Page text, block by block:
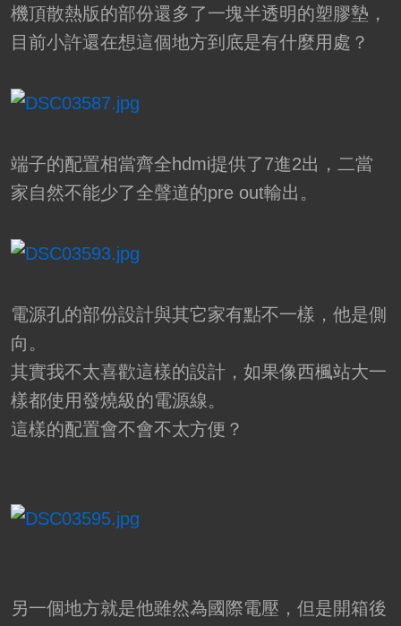
機頂散熱版的部份還多了一塊半透明的塑膠墊，
目前小許還在想這個地方到底是有什麼用處？
端子的配置相當齊全hdmi提供了7進2出，二當
家自然不能少了全聲道的pre out輸出。
電源孔的部份設計與其它家有點不一樣，他是側
向。
其實我不太喜歡這樣的設計，如果像西楓站大一
樣都使用發燒級的電源線。
這樣的配置會不會不太方便？
另一個地方就是他雖然為國際電壓，但是開箱後